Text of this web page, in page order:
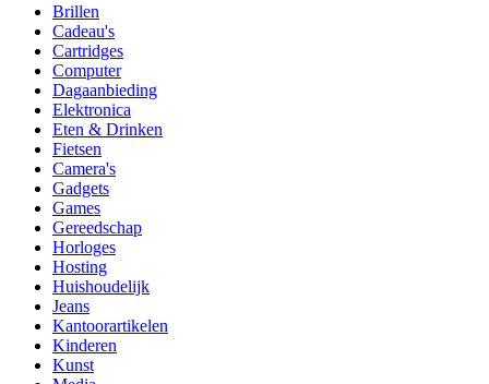
Brillen
Cadeau's
Cartridges
Computer
Dagaanbieding
Elektronica
Eten & Drinken
Fietsen
Camera's
Gadgets
Games
Gereedschap
Horloges
Hosting
Huishoudelijk
Jeans
Kantoorartikelen
Kinderen
Kunst